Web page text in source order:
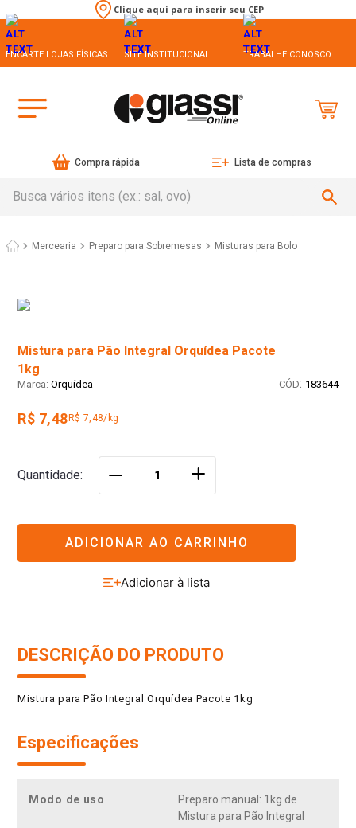
Clique aqui para inserir seu CEP
ENCARTE LOJAS FÍSICAS SITE INSTITUCIONAL TRABALHE CONOSCO
Compra rápida Lista de compras
Mercearia Preparo para Sobremesas Misturas para Bolo
Mistura para Pão Integral Orquídea Pacote
1kg
Orquídea : 183644
R$ 7,48 R$ 7,48/kg
Quantidade ＋
ADICIONAR AO CARRINHO
DESCRIÇÃO DO PRODUTO
Mistura para Pão Integral Orquídea Pacote 1kg
Especificações
Modo de uso
Preparo manual: 1kg de
Mistura para Pão Integral